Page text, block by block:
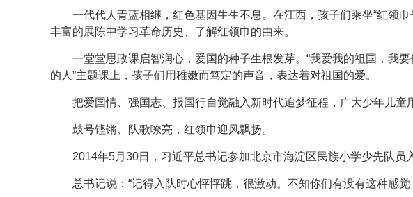
一代代人青蓝相继，红色基因生生不息。在江西，孩子们乘坐“红领
丰富的展陈中学习革命历史、了解红领巾的由来。
一堂堂思政课启智润心，爱国的种子生根发芽。“我爱我的祖国，我
的人”主题课上，孩子们用稚嫩而笃定的声音，表达着对祖国的爱。
把爱国情、强国志、报国行自觉融入新时代追梦征程，广大少年儿童
鼓号铿锵、队歌嘹亮，红领巾迎风飘扬。
2014年5月30日，习近平总书记参加北京市海淀区民族小学少先队员
总书记说：“记得入队时心怦怦跳，很激动。不知你们有没有这种感觉